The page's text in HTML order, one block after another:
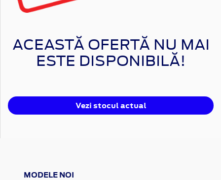
ACEASTĂ OFERTĂ NU MAI
ESTE DISPONIBILĂ!
Vezi stocul actual
MODELE NOI